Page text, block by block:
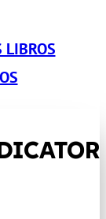
LIBROS